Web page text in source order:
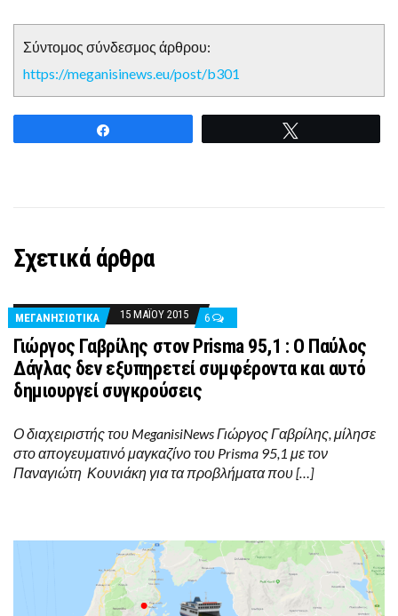
Σύντομος σύνδεσμος άρθρου:
https://meganisinews.eu/post/b301
Σχετικά άρθρα
ΜΕΓΑΝΗΣΙΩΤΙΚΑ 15 ΜΑΪ́ΟΥ 2015 6
Γιώργος Γαβρίλης στον Prisma 95,1 : O Παύλος
Δάγλας δεν εξυπηρετεί συμφέροντα και αυτό
δημιουργεί συγκρούσεις
Ο διαχειριστής του MeganisiNews Γιώργος Γαβρίλης, μίλησε
στο απογευματινό μαγκαζίνο του Prisma 95,1 με τον
Παναγιώτη Κουνιάκη για τα προβλήματα που […]